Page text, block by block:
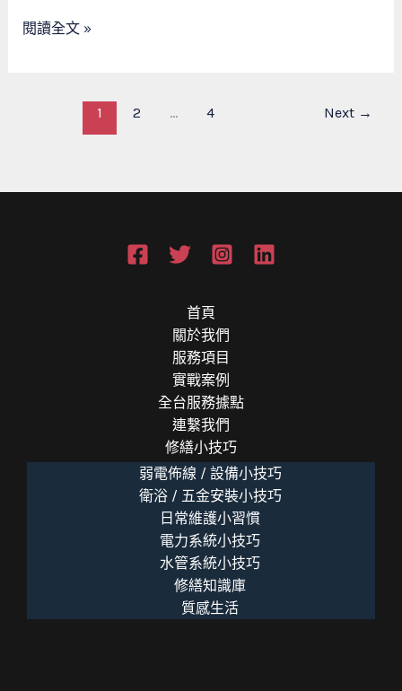
「電
與
準
閱讀全文 »
1 2 ... 4 Next →
首頁
關於我們
服務項目
實戰案例
全台服務據點
連繫我們
修繕小技巧
弱電佈線 / 設備小技巧
衛浴 / 五金安裝小技巧
日常維護小習慣
電力系統小技巧
水管系統小技巧
修繕知識庫
質感生活